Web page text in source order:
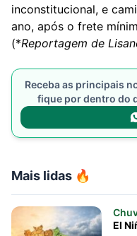
Mais lidas 🔥
El
inconstitucional, e
ano, após o frete
(*Reportagem de
Receba as principais
fique por dentro do